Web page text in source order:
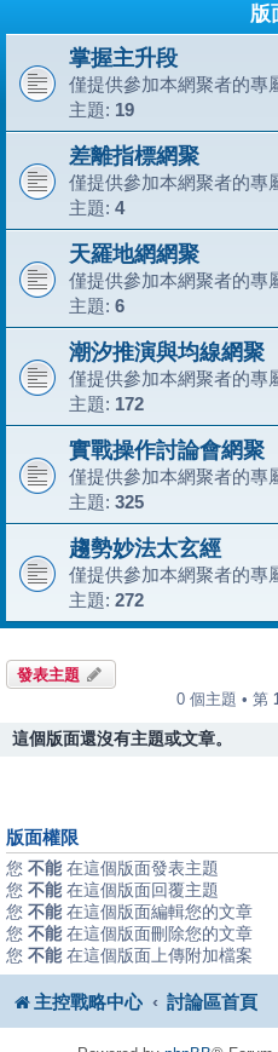
版
掌握主升段
僅提供參加本網聚者的專
主題: 19
差離指標網聚
僅提供參加本網聚者的專
主題: 4
天羅地網網聚
僅提供參加本網聚者的專
主題: 6
潮汐推演與均線網聚
僅提供參加本網聚者的專
主題: 172
實戰操作討論會網聚
僅提供參加本網聚者的專
主題: 325
趨勢妙法太玄經
僅提供參加本網聚者的專
主題: 272
發表主題
0 個主題 • 第
這個版面還沒有主題或文章。
版面權限
您 不能在這個版面發表主題
您 不能在這個版面回覆主題
您 不能在這個版面編輯您的文章
您 不能在這個版面刪除您的文章
您 不能在這個版面上傳附加檔案
主控戰略中心 討論區首頁